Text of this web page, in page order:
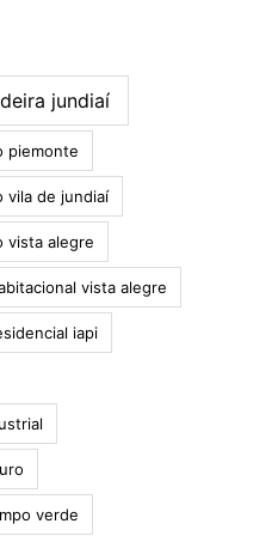
jundiaí
piemonte
vila de jundiaí
vista alegre
vista alegre
iapi
verde